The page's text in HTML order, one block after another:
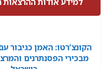
הקונצ’רטו: האמן כגיבור
מבכירי הפסנתרנים